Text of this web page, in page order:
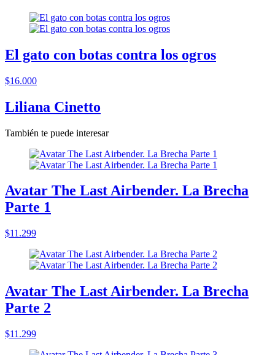
El gato con botas contra los ogros
$16.000
Liliana Cinetto
También te puede interesar
Avatar The Last Airbender. La Brecha
Parte 1
$11.299
Avatar The Last Airbender. La Brecha
Parte 2
$11.299